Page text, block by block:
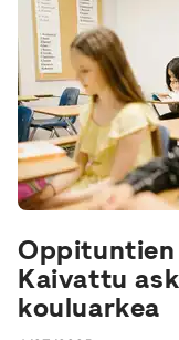
Kaivattu
kouluarkea